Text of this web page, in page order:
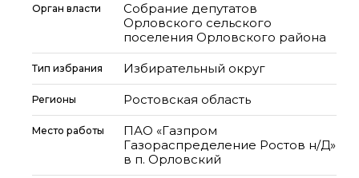
Орган власти
Собрание депутатов
Орловского сельского
поселения Орловского района
Тип избрания Избирательный округ
Регионы Ростовская область
Место работы
ПАО «Газпром
Газораспределение Ростов н/Д»
в п. Орловский